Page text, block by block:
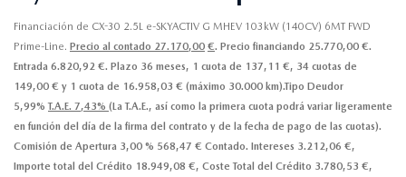
Financiación de CX-30 2.5L e-SKYACTIV G MHEV 103kW (140CV) 6MT FWD
Prime-Line. Precio al contado 27.170,00 €. Precio financiando 25.770,00 €.
Entrada 6.820,92 €. Plazo 36 meses, 1 cuota de 137,11 €, 34 cuotas de
149,00 € y 1 cuota de 16.958,03 € (máximo 30.000 km).Tipo Deudor
5,99%T.A.E. 7,43% (La T.A.E., así como la primera cuota podrá variar ligeramente
en función del día de la firma del contrato y de la fecha de pago de las cuotas).
Comisión de Apertura 3,00 % 568,47 € Contado. Intereses 3.212,06 €,
Importe total del Crédito 18.949,08 €, Coste Total del Crédito 3.780,53 €,